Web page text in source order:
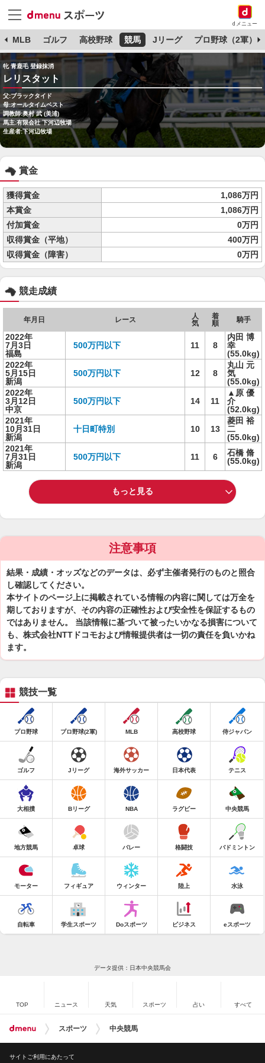
dメニュー
MLB ゴルフ 高校野球 競馬 Jリーグ プロ野球（2軍）
牝 青鹿毛 登録抹消
レリスタット
父:ブラックタイド
母:オールタイムベスト
調教師:奥村 武 (美浦)
馬主:有限会社 下河辺牧場
生産者:下河辺牧場
賞金
獲得賞金
1,086万円
本賞金
1,086万円
付加賞金
0万円
収得賞金（平地）
400万円
収得賞金（障害）
0万円
競走成績
年月日 レース
人
気
着
順
騎手
2022年
7月3日
福島
500万円以下 11 8
内田 博
幸
(55.0kg)
2022年
5月15日
新潟
500万円以下 12 8
丸山 元
気
(55.0kg)
2022年
3月12日
中京
500万円以下 14 11
▲原 優
介
(52.0kg)
2021年
10月31日
新潟
十日町特別 10 13
菱田 裕
二
(55.0kg)
2021年
7月31日
新潟
500万円以下 11 6
石橋 脩
(55.0kg)
もっと見る
注意事項
結果・成績・オッズなどのデータは、必ず主催者発行のものと照合
し確認してください。
本サイトのページ上に掲載されている情報の内容に関しては万全を
期しておりますが、その内容の正確性および安全性を保証するもの
ではありません。 当該情報に基づいて被ったいかなる損害について
も、株式会社NTTドコモおよび情報提供者は一切の責任を負いかね
ます。
競技一覧
プロ野球 プロ野球(2軍) MLB 高校野球 侍ジャパン
ゴルフ Jリーグ 海外サッカー 日本代表 テニス
大相撲 Bリーグ NBA ラグビー 中央競馬
地方競馬 卓球 バレー 格闘技 バドミントン
モーター フィギュア ウィンター 陸上 水泳
自転車 学生スポーツ Doスポーツ ビジネス eスポーツ
データ提供：日本中央競馬会
TOP ニュース 天気 スポーツ 占い すべて
スポーツ 中央競馬
サイトご利用にあたって